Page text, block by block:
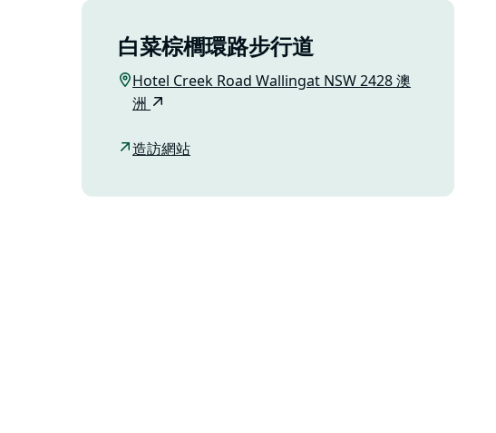
白菜棕櫚環路步行道
Hotel Creek Road Wallingat NSW 2428 澳
洲
造訪網站